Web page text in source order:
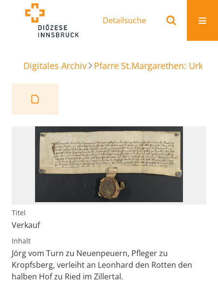
Detailsuche
Digitales Archiv Pfarre St.Margarethen:
Titel
Verkauf
Inhalt
Jörg vom Turn zu Neuenpeuern, Pfleger zu
Kropfsberg, verleiht an Leonhard den Rotten den
halben Hof zu Ried im Zillertal.